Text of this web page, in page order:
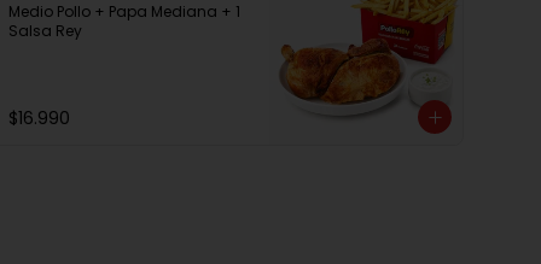
Medio Pollo + Papa Mediana + 1
Salsa Rey
$16.990